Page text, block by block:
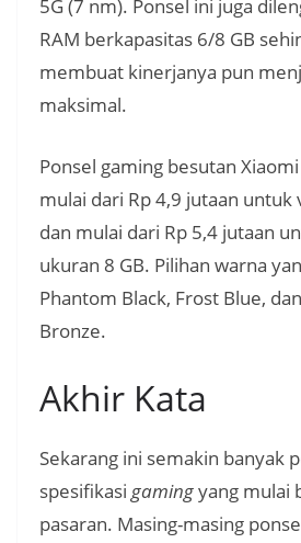
5G (7 nm). Ponsel ini juga
RAM berkapasitas 6/8 GB
membuat kinerjanya pun
maksimal.
Ponsel gaming besutan
mulai dari Rp 4,9 jutaan untuk
dan mulai dari Rp 5,4 jutaan
ukuran 8 GB. Pilihan warna
Phantom Black, Frost Blue,
Bronze.
Akhir Kata
Sekarang ini semakin banyak
spesifikasi gamingyang mulai
pasaran. Masing-masing